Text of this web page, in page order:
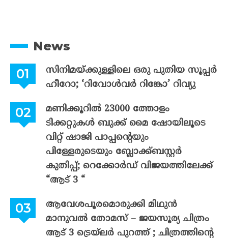
News
സിനിമയ്ക്കുള്ളിലെ ഒരു പുതിയ സൂപ്പർ
ഹീറോ; ‘റിവോൾവർ റിങ്കോ’ റിവ്യു
മണിക്കൂറിൽ 23000 ത്തോളം
ടിക്കറ്റുകൾ ബുക്ക് മൈ ഷോയിലൂടെ
വിറ്റ് ഷാജി പാപ്പന്റെയും
പിള്ളേരുടെയും ബ്ലോക്ക്ബസ്റ്റർ
കുതിപ്പ്; റെക്കോർഡ് വിജയത്തിലേക്ക്
“ആട് 3 “
ആവേശപൂരമൊരുക്കി മിഥുൻ
മാനുവൽ തോമസ് – ജയസൂര്യ ചിത്രം
ആട് 3 ട്രെയ്‌ലർ പുറത്ത് ; ചിത്രത്തിന്റെ